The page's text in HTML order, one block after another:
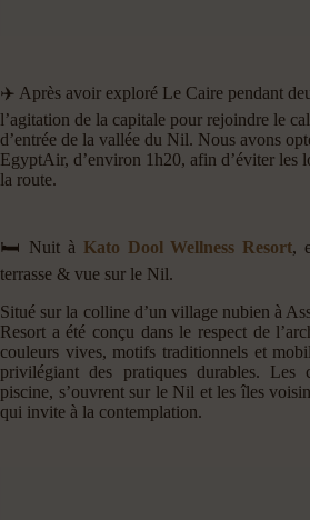
✈️ Après avoir exploré Le Caire pendant
l’agitation de la capitale pour rejoindre le
d’entrée de la vallée du Nil. Nous avons
EgyptAir, d’environ 1h20, afin d’éviter les
la route.
🛏️ Nuit à Kato Dool Wellness Resort ,
terrasse & vue sur le Nil.
Situé sur la colline d’un village nubien à
Resort a été conçu dans le respect de
couleurs vives, motifs traditionnels et
privilégiant des pratiques durables. Les
piscine, s’ouvrent sur le Nil et les îles
qui invite à la contemplation.